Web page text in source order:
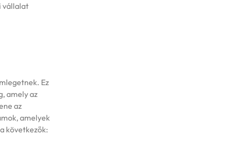
vállalat
Ez
amely az
az
amelyek
következők: